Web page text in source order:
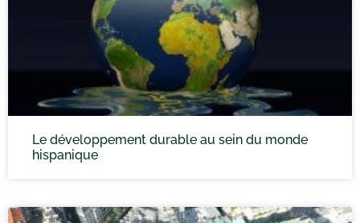
Le développement durable au sein du monde
hispanique